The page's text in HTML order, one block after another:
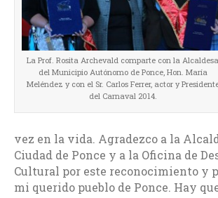
La Prof. Rosita Archevald comparte con la Alcaldesa
del Municipio Autónomo de Ponce, Hon. María
Meléndez y con el Sr. Carlos Ferrer, actor y
del Carnaval 2014.
vez en la vida. Agradezco a la
Ciudad de Ponce y a la Oficina de
Cultural por este reconocimiento y
mi querido pueblo de Ponce. Hay